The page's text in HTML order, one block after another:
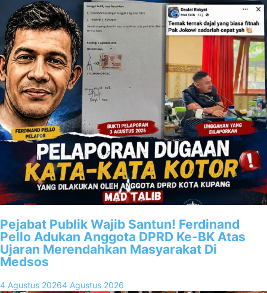
Pejabat Publik Wajib Santun! Ferdinand
Pello Adukan Anggota DPRD Ke-BK Atas
Ujaran Merendahkan Masyarakat Di
Medsos
4 Agustus 20264 Agustus 2026